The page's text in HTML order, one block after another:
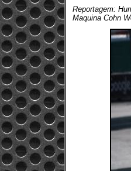
Reportagem:
Maquina Cohn